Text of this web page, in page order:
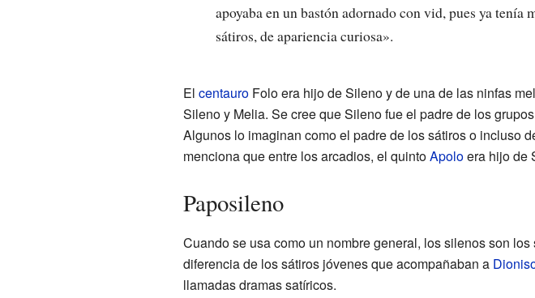
apoyaba en un bastón adornado con vid, pues ya
sátiros, de apariencia curiosa».
El centauroFolo era hijo de Sileno y de una de las ninfas
Sileno y Melia. Se cree que Sileno fue el padre de los
Algunos lo imaginan como el padre de los sátiros o incluso
menciona que entre los arcadios, el quintoApoloera hijo de
Paposileno
Cuando se usa como un nombre general, los silenos son
diferencia de los sátiros jóvenes que acompañaban a
llamadas dramas satíricos.